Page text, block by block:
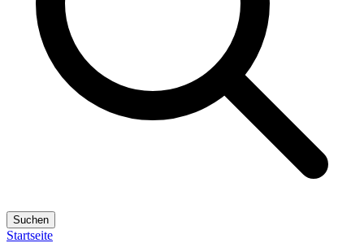
Suchen
Startseite